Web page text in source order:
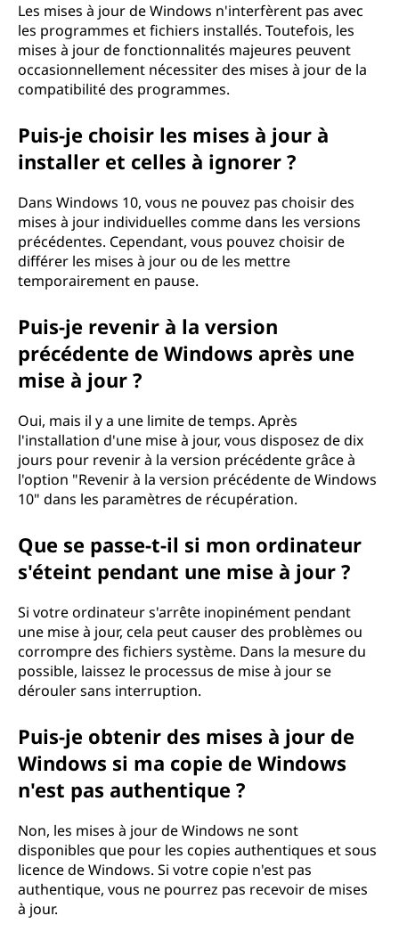
Les mises à jour de Windows n'interfèrent pas avec
les programmes et fichiers installés. Toutefois, les
mises à jour de fonctionnalités majeures peuvent
occasionnellement nécessiter des mises à jour de la
compatibilité des programmes.
Puis-je choisir les mises à jour à
installer et celles à ignorer ?
Dans Windows 10, vous ne pouvez pas choisir des
mises à jour individuelles comme dans les versions
précédentes. Cependant, vous pouvez choisir de
différer les mises à jour ou de les mettre
temporairement en pause.
Puis-je revenir à la version
précédente de Windows après une
mise à jour ?
Oui, mais il y a une limite de temps. Après
l'installation d'une mise à jour, vous disposez de dix
jours pour revenir à la version précédente grâce à
l'option "Revenir à la version précédente de Windows
10" dans les paramètres de récupération.
Que se passe-t-il si mon ordinateur
s'éteint pendant une mise à jour ?
Si votre ordinateur s'arrête inopinément pendant
une mise à jour, cela peut causer des problèmes ou
corrompre des fichiers système. Dans la mesure du
possible, laissez le processus de mise à jour se
dérouler sans interruption.
Puis-je obtenir des mises à jour de
Windows si ma copie de Windows
n'est pas authentique ?
Non, les mises à jour de Windows ne sont
disponibles que pour les copies authentiques et sous
licence de Windows. Si votre copie n'est pas
authentique, vous ne pourrez pas recevoir de mises
à jour.